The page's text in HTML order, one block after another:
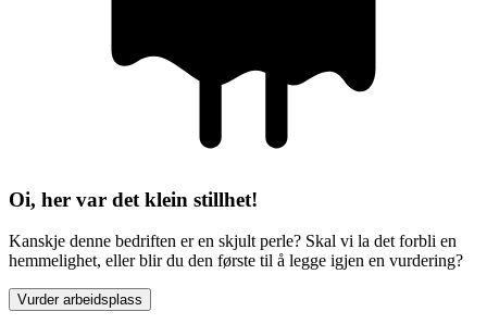
Oi, her var det klein stillhet!
Kanskje denne bedriften er en skjult perle? Skal vi la det forbli en
hemmelighet, eller blir du den første til å legge igjen en vurdering?
Vurder arbeidsplass